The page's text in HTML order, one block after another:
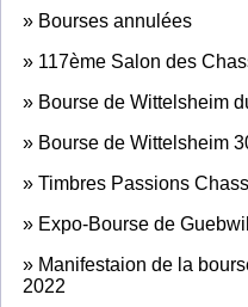
» Bourses annulées
» 117ème Salon des
» Bourse de Wittelsheim
» Bourse de Wittelsheim
» Timbres Passions
» Expo-Bourse de
» Manifestaion de la
2022